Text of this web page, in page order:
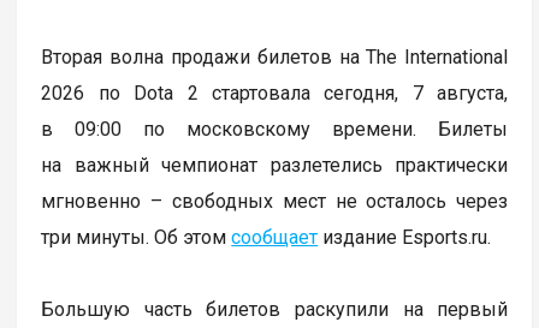
Вторая волна продажи билетов на The International
2026 по Dota 2 стартовала сегодня, 7 августа,
в 09:00 по московскому времени. Билеты
на важный чемпионат разлетелись практически
мгновенно – свободных мест не осталось через
три минуты. Об этомсообщает издание Esports.ru.
Большую часть билетов раскупили на первый